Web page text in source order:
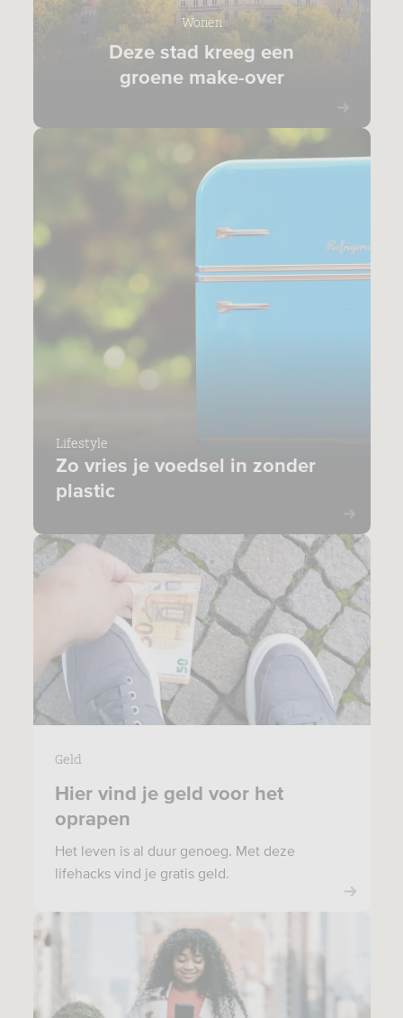
Deze stad kreeg een
groene make-over
Wonen
Zo vries je voedsel in zonder
plastic
Lifestyle
Hier vind je geld voor het
oprapen
Geld
Het leven is al duur genoeg. Met deze
lifehacks vind je gratis geld.